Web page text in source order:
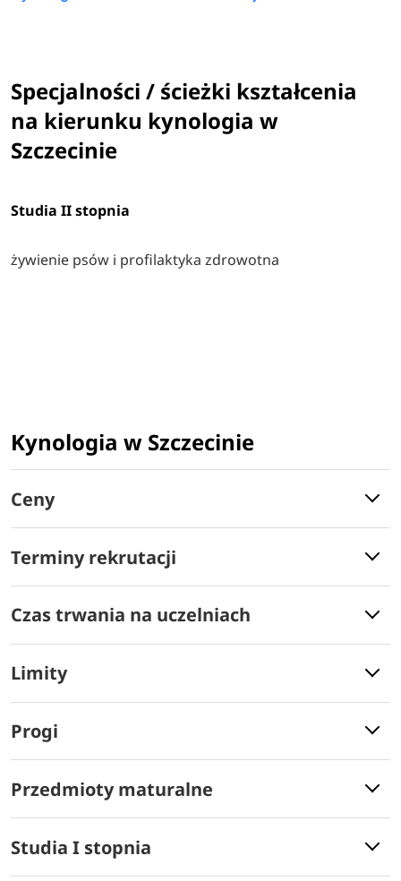
Specjalności / ścieżki kształcenia
na kierunku kynologia w
Szczecinie
Studia II stopnia
żywienie psów i profilaktyka zdrowotna
Kynologia w Szczecinie
Ceny
Terminy rekrutacji
Czas trwania na uczelniach
Limity
Progi
Przedmioty maturalne
Studia I stopnia